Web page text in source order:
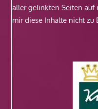
aller gelinkten Seiten auf
mir diese Inhalte nicht zu